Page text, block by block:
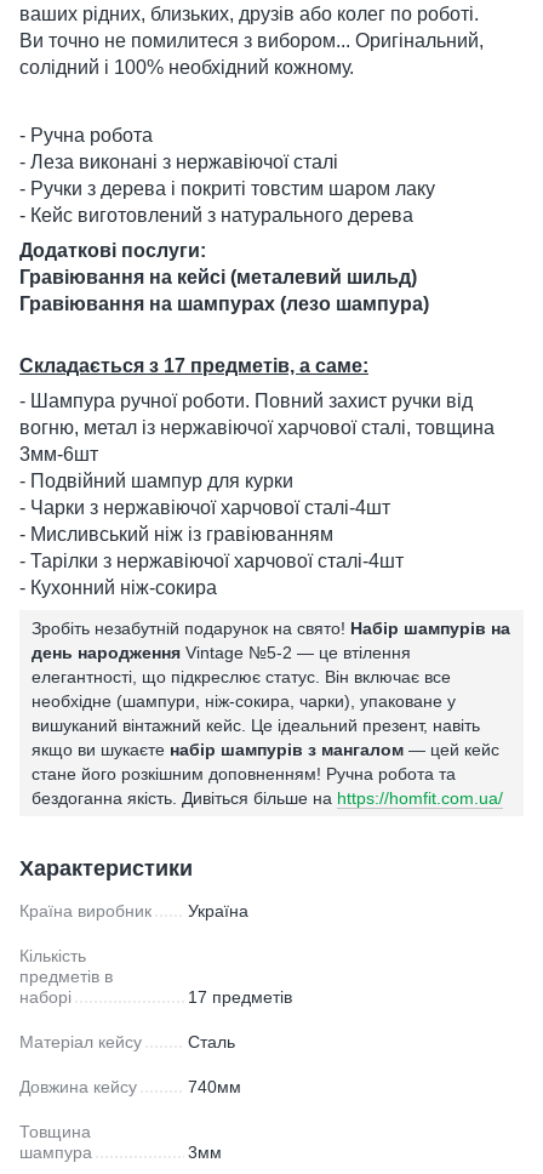
ваших рідних, близьких, друзів або колег по роботі.
Ви точно не помилитеся з вибором... Оригінальний,
солідний і 100% необхідний кожному.
- Ручна робота
- Леза виконані з нержавіючої сталі
- Ручки з дерева і покриті товстим шаром лаку
- Кейс виготовлений з натурального дерева
Додаткові послуги:
Гравіювання на кейсі (металевий шильд)
Гравіювання на шампурах (лезо шампура)
Складається з 17 предметів, а саме:
- Шампура ручної роботи. Повний захист ручки від
вогню, метал із нержавіючої харчової сталі, товщина
3мм-6шт
- Подвійний шампур для курки
- Чарки з нержавіючої харчової сталі-4шт
- Мисливський ніж із гравіюванням
- Тарілки з нержавіючої харчової сталі-4шт
- Кухонний ніж-сокира
Зробіть незабутній подарунок на свято! Набір шампурів на
день народження Vintage №5-2 — це втілення
елегантності, що підкреслює статус. Він включає все
необхідне (шампури, ніж-сокира, чарки), упаковане у
вишуканий вінтажний кейс. Це ідеальний презент, навіть
якщо ви шукаєте набір шампурів з мангалом — цей кейс
стане його розкішним доповненням! Ручна робота та
бездоганна якість. Дивіться більше на https://homfit.com.ua/
Характеристики
Країна виробник Україна
Кількість
предметів в
наборі
17 предметів
Матеріал кейсу Сталь
Довжина кейсу 740мм
Товщина
шампура
3мм